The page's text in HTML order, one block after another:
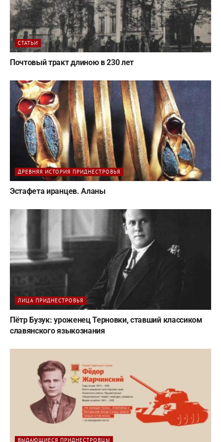
СТАТЬИ
Почтовый тракт длиною в 230 лет
ДРЕВНЯЯ ИСТОРИЯ ПРИДНЕСТРОВЬЯ
Эстафета иранцев. Аланы
ЛИЦА ПРИДНЕСТРОВЬЯ
Пётр Бузук: уроженец Терновки, ставший классиком
славянского языкознания
ВЫДАЮЩИЕСЯ ПРИДНЕСТРОВЦЫ